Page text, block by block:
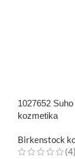
1027652
kozmetika
Birkenstock
(4)